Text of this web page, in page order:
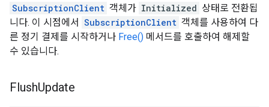
SubscriptionClient 객체가 Initialized 상태로 전환됩
니다. 이 시점에서 SubscriptionClient 객체를 사용하여 다
른 정기 결제를 시작하거나 Free() 메서드를 호출하여 해제할
수 있습니다.
FlushUpdate